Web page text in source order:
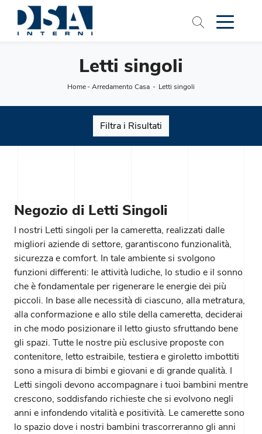
Letti singoli
Home-Arredamento Casa - Letti singoli
Filtra i Risultati
Negozio di Letti Singoli
I nostri Letti singoli per la cameretta, realizzati dalle
migliori aziende di settore, garantiscono funzionalità,
sicurezza e comfort. In tale ambiente si svolgono
funzioni differenti: le attività ludiche, lo studio e il sonno
che è fondamentale per rigenerare le energie dei più
piccoli. In base alle necessità di ciascuno, alla metratura,
alla conformazione e allo stile della cameretta, deciderai
in che modo posizionare il letto giusto sfruttando bene
gli spazi. Tutte le nostre più esclusive proposte con
contenitore, letto estraibile, testiera e giroletto imbottiti
sono a misura di bimbi e giovani e di grande qualità. I
Letti singoli devono accompagnare i tuoi bambini mentre
crescono, soddisfando richieste che si evolvono negli
anni e infondendo vitalità e positività. Le camerette sono
lo spazio dove i nostri bambini trascorreranno gli anni